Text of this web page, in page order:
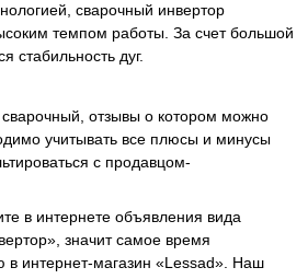
сварочный инвертор
темпом работы. За счет большой
стабильность дуг.
сварочный, отзывы о котором можно
учитывать все плюсы и минусы
с продавцом-
в интернете объявления вида
значит самое время
в интернет-магазин «Lessad». Наш